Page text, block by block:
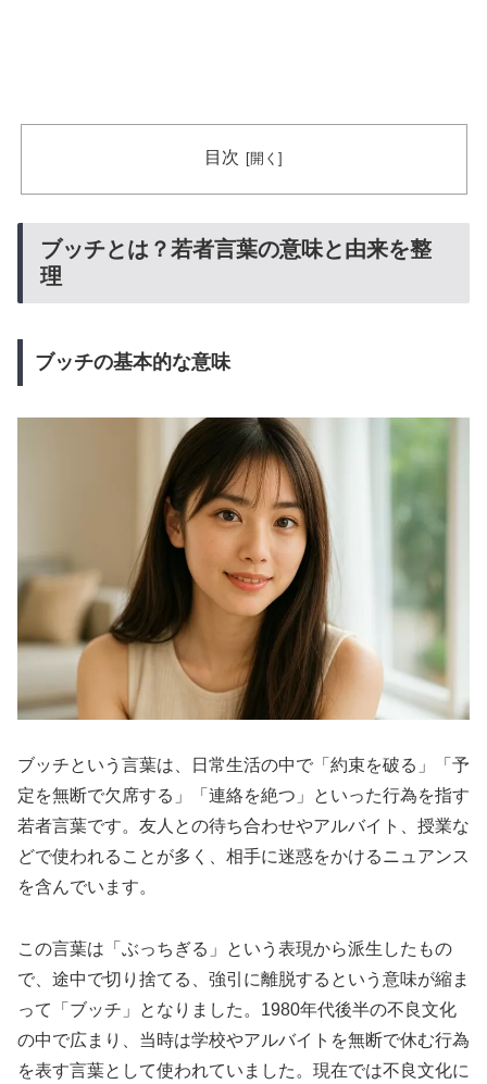
目次
ブッチとは？若者言葉の意味と由来を整
理
ブッチの基本的な意味
ブッチという言葉は、日常生活の中で「約束を破る」「予
定を無断で欠席する」「連絡を絶つ」といった行為を指す
若者言葉です。友人との待ち合わせやアルバイト、授業な
どで使われることが多く、相手に迷惑をかけるニュアンス
を含んでいます。
この言葉は「ぶっちぎる」という表現から派生したもの
で、途中で切り捨てる、強引に離脱するという意味が縮ま
って「ブッチ」となりました。1980年代後半の不良文化
の中で広まり、当時は学校やアルバイトを無断で休む行為
を表す言葉として使われていました。現在では不良文化に